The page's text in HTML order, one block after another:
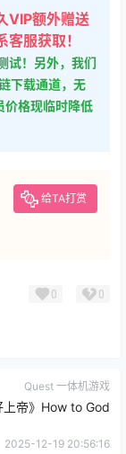
VIP额外赠送
服获取！
试！另外，我们
下载通道，无
价格现临时降低
给TA打赏
0 0
Quest 一体机游戏
上帝》How to God
2025-12-19 20:56:16